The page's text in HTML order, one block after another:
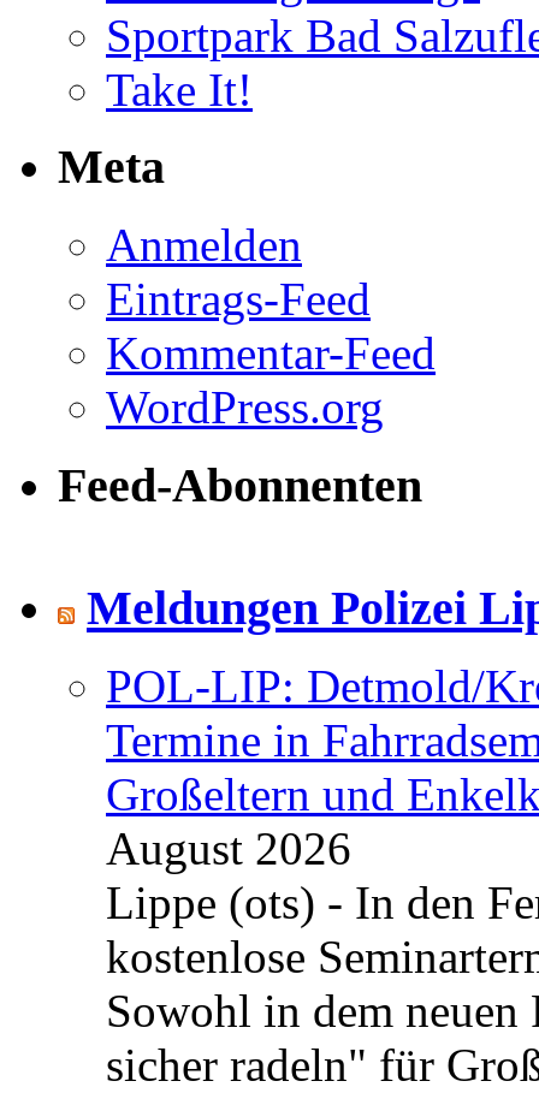
Sportpark Bad
Take It!
Meta
Anmelden
Eintrags-Feed
Kommentar-Feed
WordPress.org
Feed-Abonnenten
Meldungen Polizei
POL-LIP: Detmold/
Termine in
Großeltern und
August 2026
Lippe (ots) - In den
kostenlose
Sowohl in dem neuen
sicher radeln" für